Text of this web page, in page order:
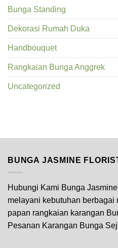
Bunga Standing
Dekorasi Rumah Duka
Handbouquet
Rangkaian Bunga Anggrek
Uncategorized
BUNGA JASMINE
Hubungi Kami Bunga
melayani kebutuhan berbagai
papan rangkaian karangan
Pesanan Karangan Bunga